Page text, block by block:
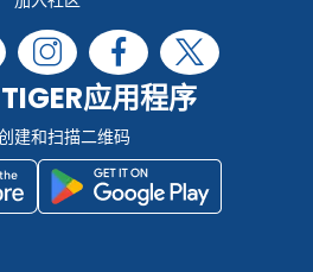
应用程序
建和扫描二维码